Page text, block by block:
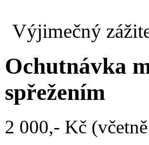
Výjimečný
Ochutnávka
spřežením
2 000,- Kč